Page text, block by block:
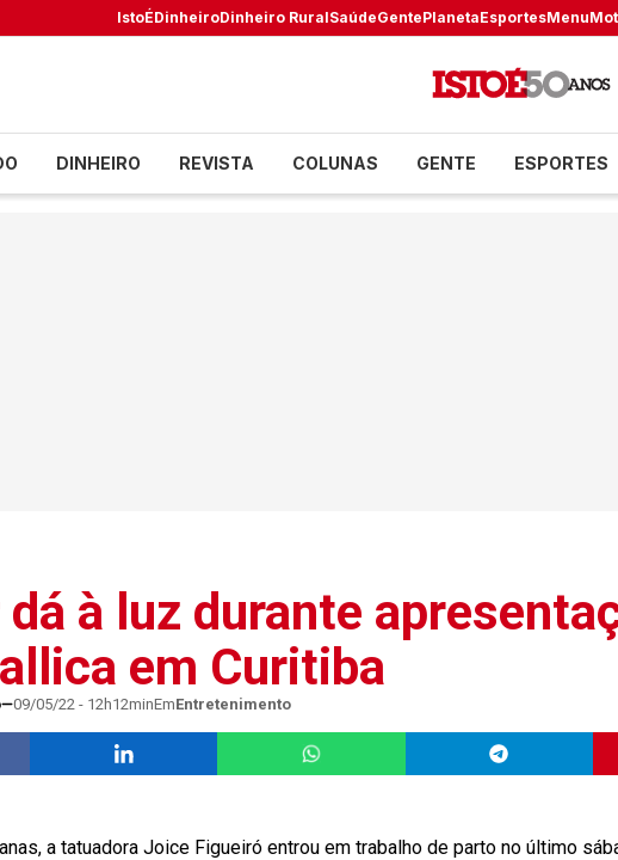
IstoÉDinheiroDinheiro RuralSaúdeGentePlanetaEsportesMenu
DINHEIRO REVISTA COLUNAS GENTE ESPORTES
à luz durante
em Curitiba
09/05/22 - 12h12minEmEntretenimento
a tatuadora Joice Figueiró entrou em trabalho de parto no último